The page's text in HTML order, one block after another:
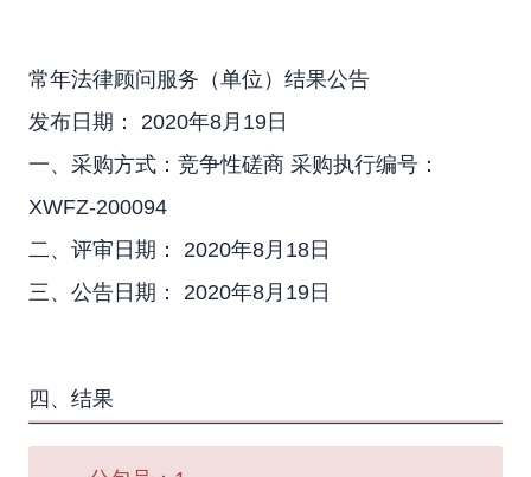
常年法律顾问服务（单位）结果公告
发布日期： 2020年8月19日
一、采购方式： 竞争性磋商 采购执行编号：
XWFZ-200094
二、评审日期：
2020年8月18日
三、公告日期：
2020年8月19日
四、结果